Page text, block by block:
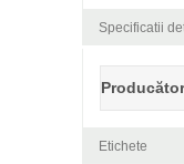
Specificatii
Producător
Etichete